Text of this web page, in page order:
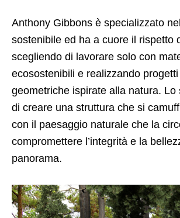
Anthony Gibbons è specializzato
sostenibile ed ha a cuore il rispetto
scegliendo di lavorare solo con
ecosostenibili e realizzando
geometriche ispirate alla natura. Lo
di creare una struttura che si
con il paesaggio naturale che la
compromettere l’integrità e la
panorama.